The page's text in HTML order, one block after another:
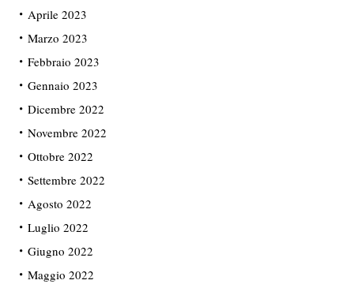
Aprile 2023
Marzo 2023
Febbraio 2023
Gennaio 2023
Dicembre 2022
Novembre 2022
Ottobre 2022
Settembre 2022
Agosto 2022
Luglio 2022
Giugno 2022
Maggio 2022